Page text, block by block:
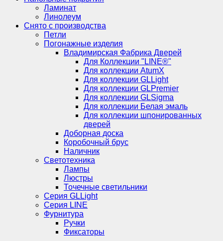
Ламинат
Линолеум
Снято с производства
Петли
Погонажные изделия
Владимирская Фабрика Дверей
Для Коллекции "LINE®"
Для коллекции AtumX
Для коллекции GLLight
Для коллекции GLPremier
Для коллекции GLSigma
Для коллекции Белая эмаль
Для коллекции шпонированных
дверей
Доборная доска
Коробочный брус
Наличник
Светотехника
Лампы
Люстры
Точечные светильники
Серия GLLight
Серия LINE
Фурнитура
Ручки
Фиксаторы